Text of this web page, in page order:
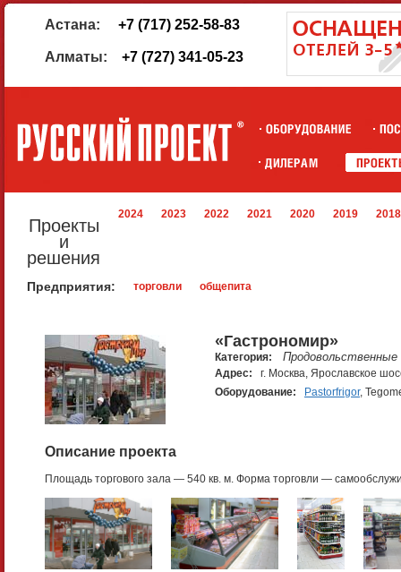
Астана: +7 (717) 252-58-83
Алматы: +7 (727) 341-05-23
Проекты
и
решения
2024 2023 2022 2021 2020 2019 2018
Предприятия: торговли общепита
«Гастрономир»
Категория:
Адрес:
г. Москва, Ярославское
Оборудование:
Pastorfrigor,
Описание проекта
Площадь торгового зала — 540 кв. м. Форма торговли —